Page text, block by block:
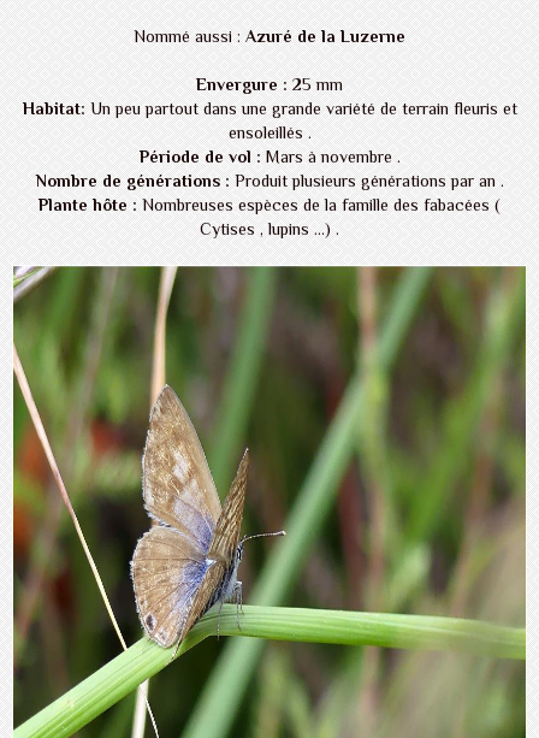
Nommé aussi :Azuré de la Luzerne
Envergure :25 mm
Habitat:Un peu partout dans une grande variété de terrain fleuris et
ensoleillés .
Période de vol :Mars à novembre .
Nombre de générations :Produit plusieurs générations par an .
Plante hôte :Nombreuses espèces de la famille des fabacées (
Cytises , lupins ...) .